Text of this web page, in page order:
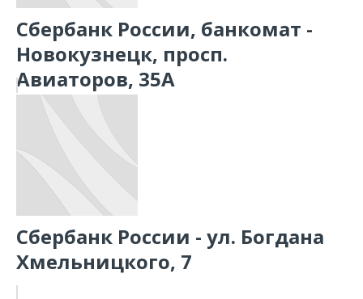
Сбербанк России, банкомат -
Новокузнецк, просп.
Авиаторов, 35А
Сбербанк России - ул. Богдана
Хмельницкого, 7